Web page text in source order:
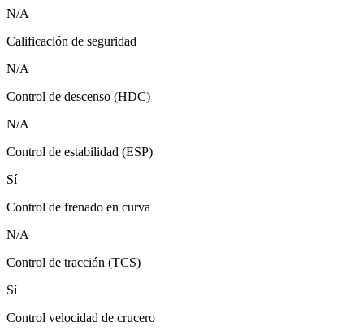
N/A
Calificación de seguridad
N/A
Control de descenso (HDC)
N/A
Control de estabilidad (ESP)
Sí
Control de frenado en curva
N/A
Control de tracción (TCS)
Sí
Control velocidad de crucero